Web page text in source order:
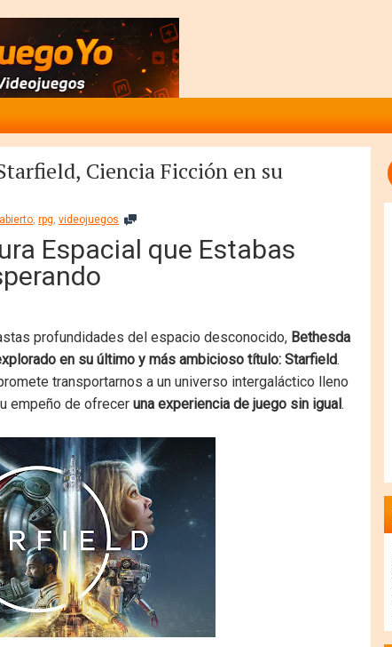
Ciencia Ficción en su
, rpg, videojuegos
Espacial que Estabas
profundidades del espacio desconocido, Bethesda
en su último y más ambicioso título: Starfield.
transportarnos a un universo intergaláctico lleno
empeño de ofrecer una experiencia de juego sin igual.